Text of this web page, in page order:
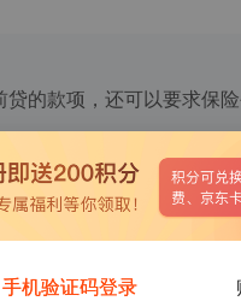
的款项，还可以要求保险
心收回房屋了。记者近
合作推出了意外伤害还
害导致还款能力丧失或下
由其本人或其财产共有
手机验证码登录